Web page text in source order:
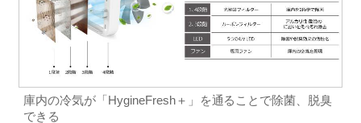
庫内の冷気が「HygineFresh＋」を通ることで除菌、脱臭
できる